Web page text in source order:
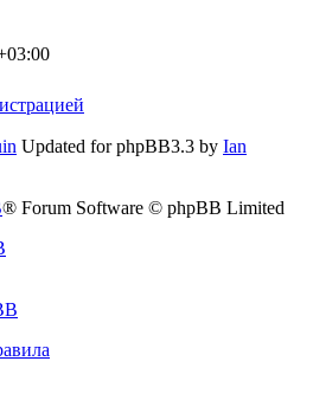
Updated for phpBB3.3 by Ian
® Forum Software © phpBB Limited